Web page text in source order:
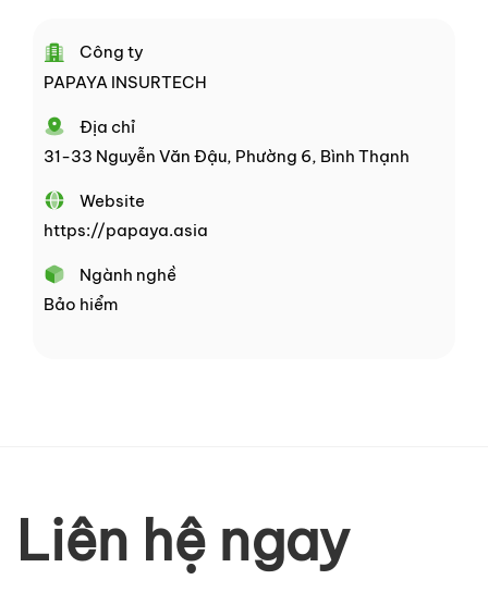
Công ty
PAPAYA INSURTECH
Địa chỉ
31-33 Nguyễn Văn Đậu, Phường 6, Bình Thạnh
Website
https://papaya.asia
Ngành nghề
Bảo hiểm
Liên hệ ngay